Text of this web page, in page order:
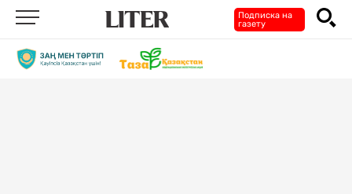
Подписка на
газету